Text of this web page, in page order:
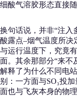
细酸气溶胶形态直接随
换句话说，并非“注入
酸露点–烟气温度所决
与运行温度下，究竟
面。其余那部分“来不
解释了为什么不同电
别：一方面与SO₃投
面也与飞灰本身的物